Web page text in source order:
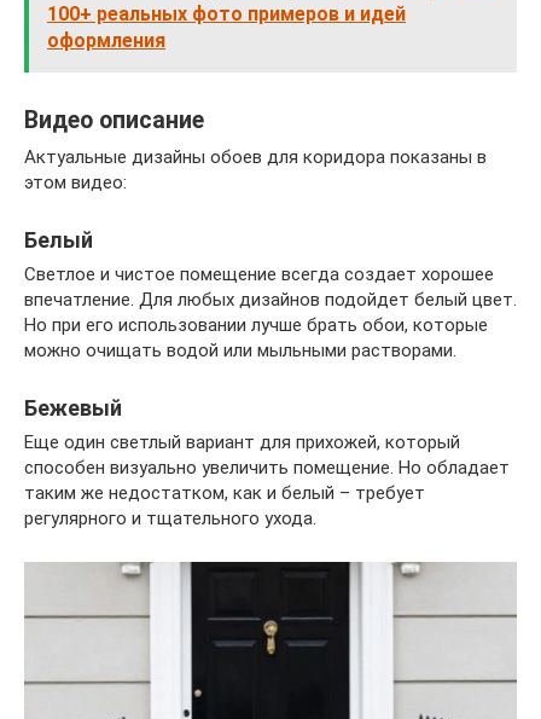
100+ реальных фото примеров и идей
оформления
Видео описание
Актуальные дизайны обоев для коридора показаны в
этом видео:
Белый
Светлое и чистое помещение всегда создает хорошее
впечатление. Для любых дизайнов подойдет белый цвет.
Но при его использовании лучше брать обои, которые
можно очищать водой или мыльными растворами.
Бежевый
Еще один светлый вариант для прихожей, который
способен визуально увеличить помещение. Но обладает
таким же недостатком, как и белый – требует
регулярного и тщательного ухода.